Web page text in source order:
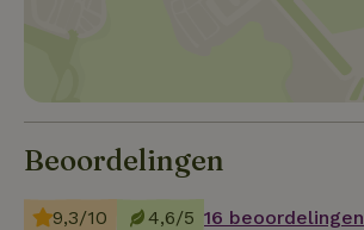
Beoordelingen
9,3/10 4,6/5 16 beoordelingen